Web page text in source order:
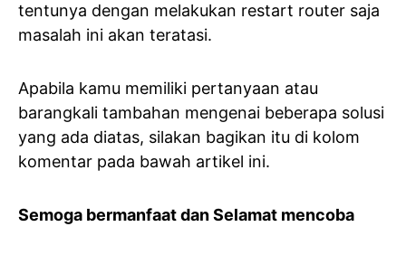
tentunya dengan melakukan restart router saja
masalah ini akan teratasi.
Apabila kamu memiliki pertanyaan atau
barangkali tambahan mengenai beberapa solusi
yang ada diatas, silakan bagikan itu di kolom
komentar pada bawah artikel ini.
Semoga bermanfaat dan Selamat mencoba